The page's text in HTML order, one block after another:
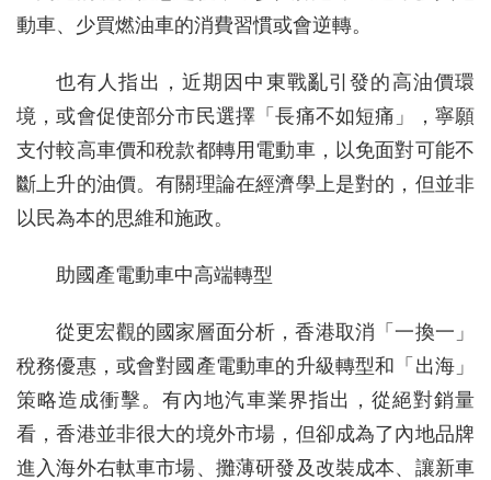
動車、少買燃油車的消費習慣或會逆轉。
也有人指出，近期因中東戰亂引發的高油價環
境，或會促使部分市民選擇「長痛不如短痛」，寧願
支付較高車價和稅款都轉用電動車，以免面對可能不
斷上升的油價。有關理論在經濟學上是對的，但並非
以民為本的思維和施政。
助國產電動車中高端轉型
從更宏觀的國家層面分析，香港取消「一換一」
稅務優惠，或會對國產電動車的升級轉型和「出海」
策略造成衝擊。有內地汽車業界指出，從絕對銷量
看，香港並非很大的境外市場，但卻成為了內地品牌
進入海外右軚車市場、攤薄研發及改裝成本、讓新車